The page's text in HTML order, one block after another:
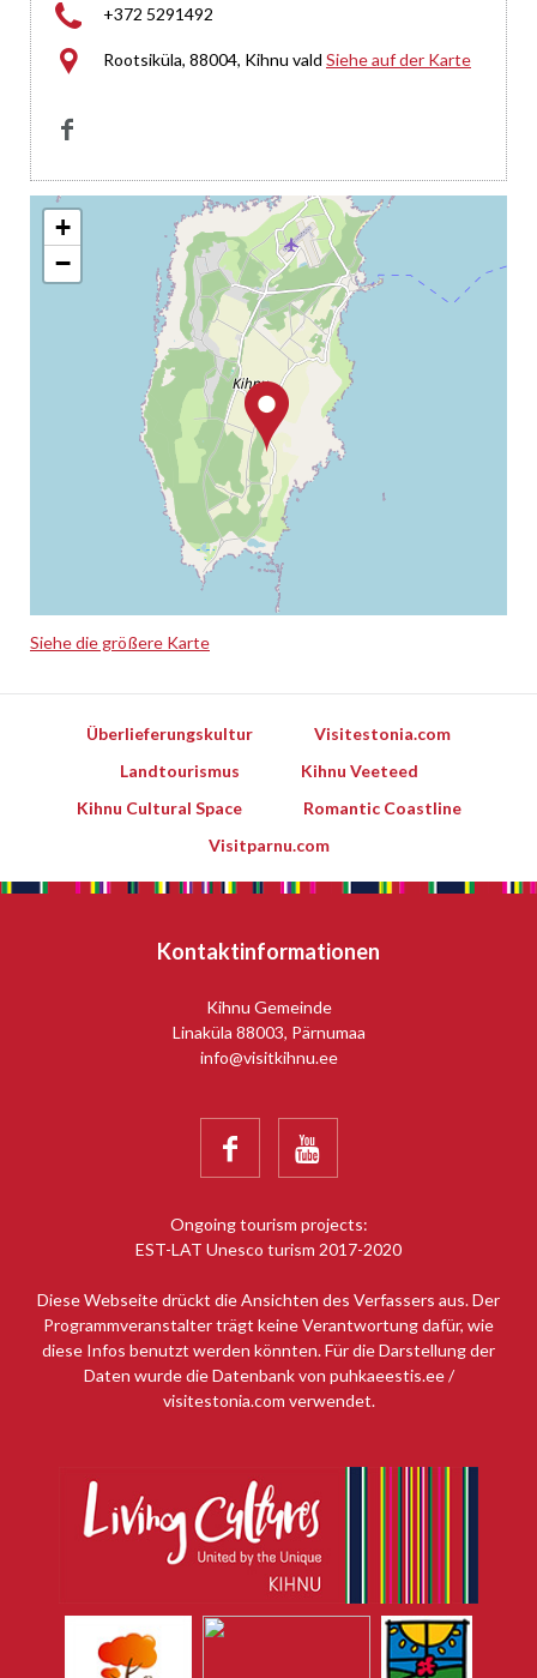
 +372 5291492
 Rootsiküla, 88004, Kihnu vald Siehe auf der Karte

+
−
Siehe die größere Karte
Überlieferungskultur
Visitestonia.com
Landtourismus
Kihnu Veeteed
Kihnu Cultural Space
Romantic Coastline
Visitparnu.com
Kontaktinformationen
Kihnu Gemeinde
Linaküla 88003, Pärnumaa
info@visitkihnu.ee
 
Ongoing tourism projects:
EST-LAT Unesco turism 2017-2020
Diese Webseite drückt die Ansichten des Verfassers aus. Der
Programmveranstalter trägt keine Verantwortung dafür, wie
diese Infos benutzt werden könnten. Für die Darstellung der
Daten wurde die Datenbank von puhkaeestis.ee /
visitestonia.com verwendet.